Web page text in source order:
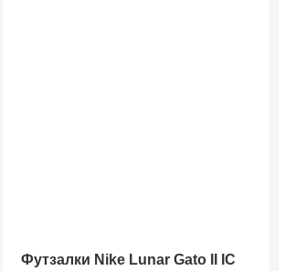
Футзалки Nike Lunar Gato II IC